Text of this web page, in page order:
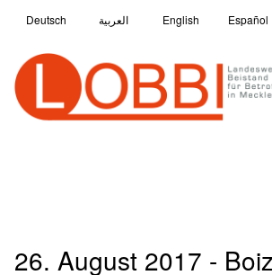
Deutsch العربية English Español
26. August 2017 -